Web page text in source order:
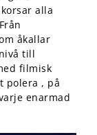
alla
åkallar
till
filmisk
polera , på
enarmad